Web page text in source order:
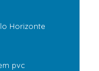
Horizonte
pvc